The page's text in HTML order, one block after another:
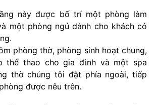
này được bố trí một phòng làm
một phòng ngủ dành cho khách có
phòng thờ, phòng sinh hoạt chung,
thể thao cho gia đình và một spa
thờ chúng tôi đặt phía ngoài, tiếp
được nêu trên.